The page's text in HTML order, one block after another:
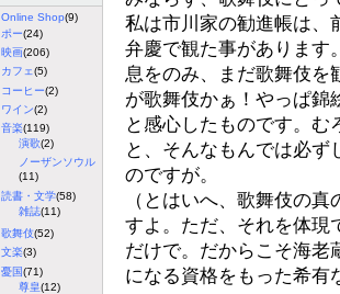
Online Shop(9)
ポー(24)
映画(206)
カフェ(5)
コーヒー(2)
ワイン(2)
音楽(119)
演歌(2)
ノーザンソウル
(11)
読書・文学(58)
雑誌(11)
歌舞伎(52)
文楽(3)
憂国(71)
尊皇(12)
私は市川家の勧進帳は、
弁慶で観た事があります
息をのみ、まだ歌舞伎を
が歌舞伎かぁ！やっぱ錦
と感心したものです。
と、そんなもんでは必
のですが。
（とはいへ、歌舞伎の
すよ。ただ、それを体現
だけで。だからこそ海老
になる資格をもった希有